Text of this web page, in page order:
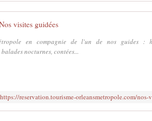
visites guidées
en compagnie de l'un de nos guides :
nocturnes, contées...
https://reservation.tourisme-orleansmetropole.com/nos-